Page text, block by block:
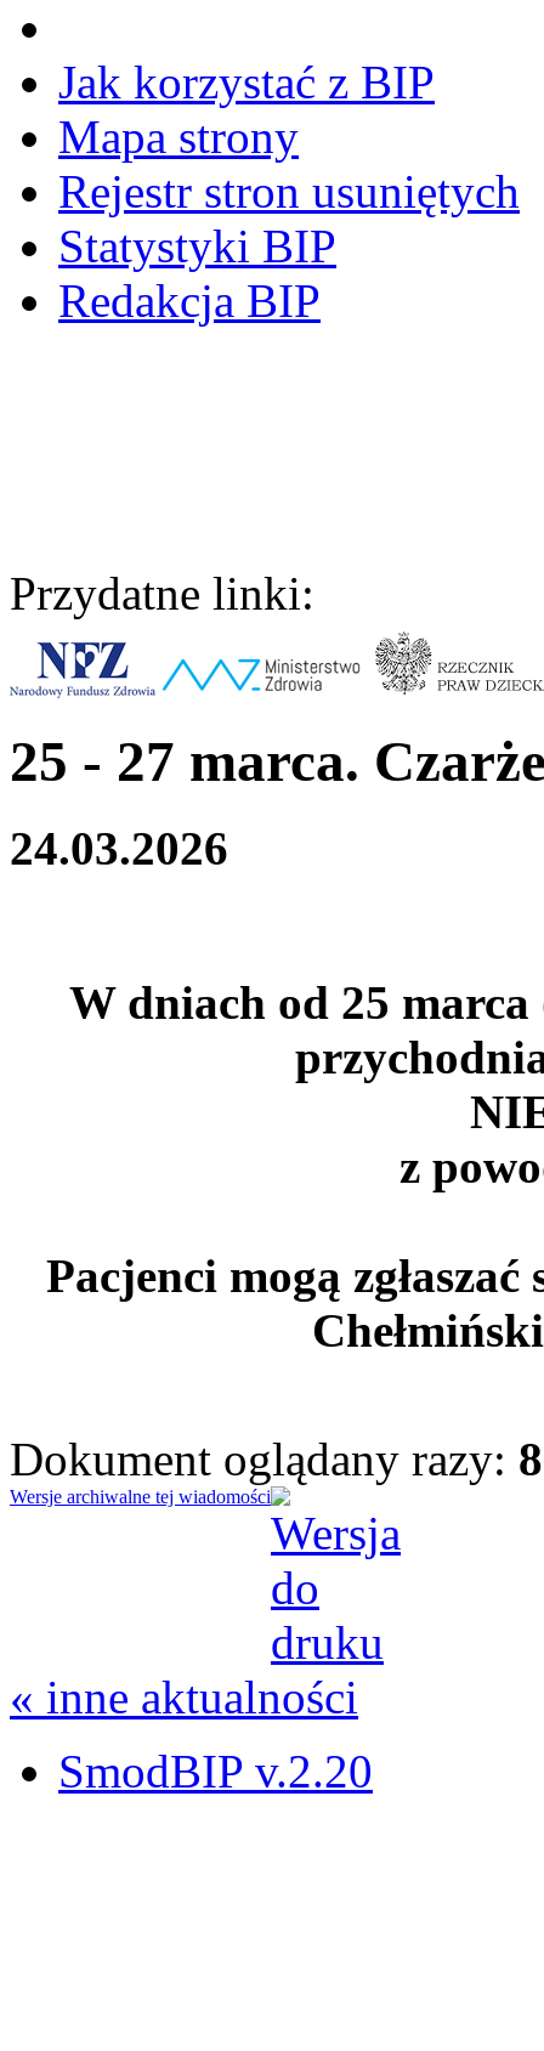
Jak korzystać z BIP
Mapa strony
Rejestr stron usuniętych
Statystyki BIP
Redakcja BIP
Przydatne linki:
25 - 27 marca.
24.03.2026
W dniach od 25
z
Pacjenci mogą
Dokument oglądany razy:
Wersje archiwalne tej wiadomości
« inne aktualności
SmodBIP v.2.20